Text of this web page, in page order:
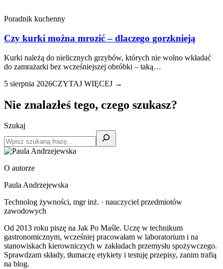
Poradnik kuchenny
Czy kurki można mrozić – dlaczego gorzknieją
Kurki należą do nielicznych grzybów, których nie wolno wkładać
do zamrażarki bez wcześniejszej obróbki – taką…
5 sierpnia 2026CZYTAJ WIĘCEJ →
Nie znalazłeś tego, czego szukasz?
Szukaj
O autorze
Paula Andrzejewska
Technolog żywności, mgr inż. · nauczyciel przedmiotów
zawodowych
Od 2013 roku piszę na Jak Po Maśle. Uczę w technikum
gastronomicznym, wcześniej pracowałam w laboratorium i na
stanowiskach kierowniczych w zakładach przemysłu spożywczego.
Sprawdzam składy, tłumaczę etykiety i testuję przepisy, zanim trafią
na blog.